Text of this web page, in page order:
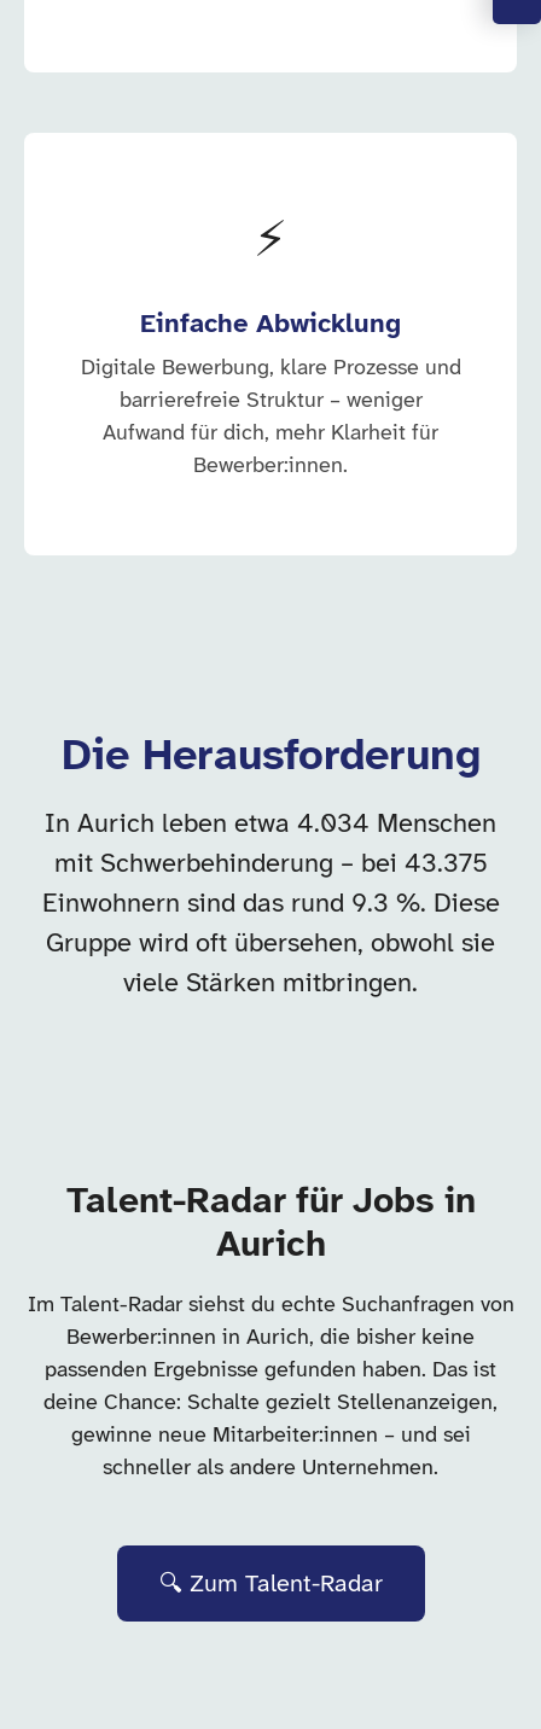
⚡
Einfache Abwicklung
Digitale Bewerbung, klare Prozesse und
barrierefreie Struktur – weniger
Aufwand für dich, mehr Klarheit für
Bewerber:innen.
Die Herausforderung
In Aurich leben etwa 4.034 Menschen
mit Schwerbehinderung – bei 43.375
Einwohnern sind das rund 9.3 %. Diese
Gruppe wird oft übersehen, obwohl sie
viele Stärken mitbringen.
Talent-Radar für Jobs in
Aurich
Im Talent-Radar siehst du echte Suchanfragen von
Bewerber:innen in Aurich, die bisher keine
passenden Ergebnisse gefunden haben. Das ist
deine Chance: Schalte gezielt Stellenanzeigen,
gewinne neue Mitarbeiter:innen – und sei
schneller als andere Unternehmen.
🔍 Zum Talent-Radar